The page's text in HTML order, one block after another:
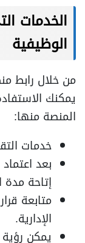
الخدمات
الوظيفية
من خلال رابط
يمكنك
المنصة منها:
خدمات
بعد
إتاحة مدة
متابعة
الإدارية.
يمكن